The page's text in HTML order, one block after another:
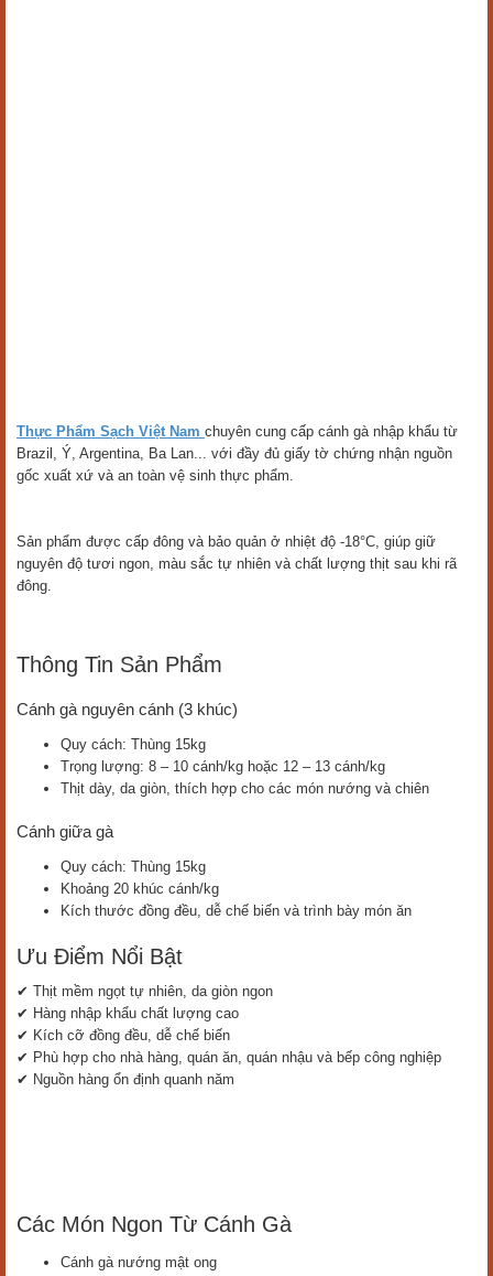
Thực Phẩm Sạch Việt Nam chuyên cung cấp cánh gà nhập khẩu từ
Brazil, Ý, Argentina, Ba Lan... với đầy đủ giấy tờ chứng nhận nguồn
gốc xuất xứ và an toàn vệ sinh thực phẩm.
Sản phẩm được cấp đông và bảo quản ở nhiệt độ -18°C, giúp giữ
nguyên độ tươi ngon, màu sắc tự nhiên và chất lượng thịt sau khi rã
đông.
Thông Tin Sản Phẩm
Cánh gà nguyên cánh (3 khúc)
Quy cách: Thùng 15kg
Trọng lượng: 8 – 10 cánh/kg hoặc 12 – 13 cánh/kg
Thịt dày, da giòn, thích hợp cho các món nướng và chiên
Cánh giữa gà
Quy cách: Thùng 15kg
Khoảng 20 khúc cánh/kg
Kích thước đồng đều, dễ chế biến và trình bày món ăn
Ưu Điểm Nổi Bật
✔ Thịt mềm ngọt tự nhiên, da giòn ngon
✔ Hàng nhập khẩu chất lượng cao
✔ Kích cỡ đồng đều, dễ chế biến
✔ Phù hợp cho nhà hàng, quán ăn, quán nhậu và bếp công nghiệp
✔ Nguồn hàng ổn định quanh năm
Các Món Ngon Từ Cánh Gà
Cánh gà nướng mật ong